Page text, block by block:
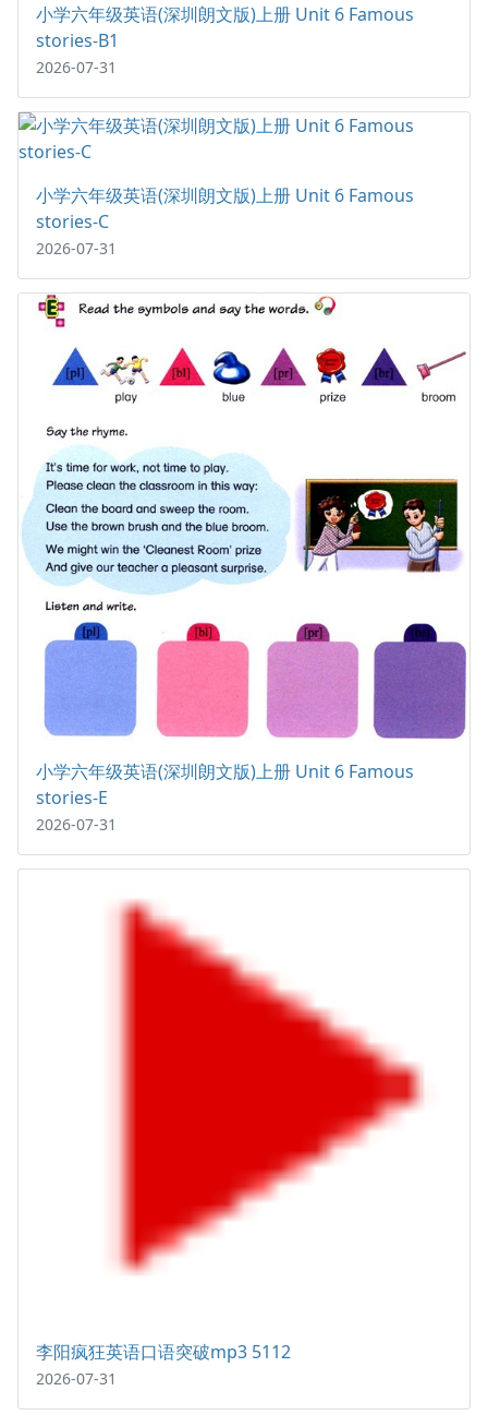
小学六年级英语(深圳朗文版)上册 Unit 6 Famous
stories-B1
2026-07-31
小学六年级英语(深圳朗文版)上册 Unit 6 Famous
stories-C
2026-07-31
小学六年级英语(深圳朗文版)上册 Unit 6 Famous
stories-E
2026-07-31
李阳疯狂英语口语突破mp3 5112
2026-07-31